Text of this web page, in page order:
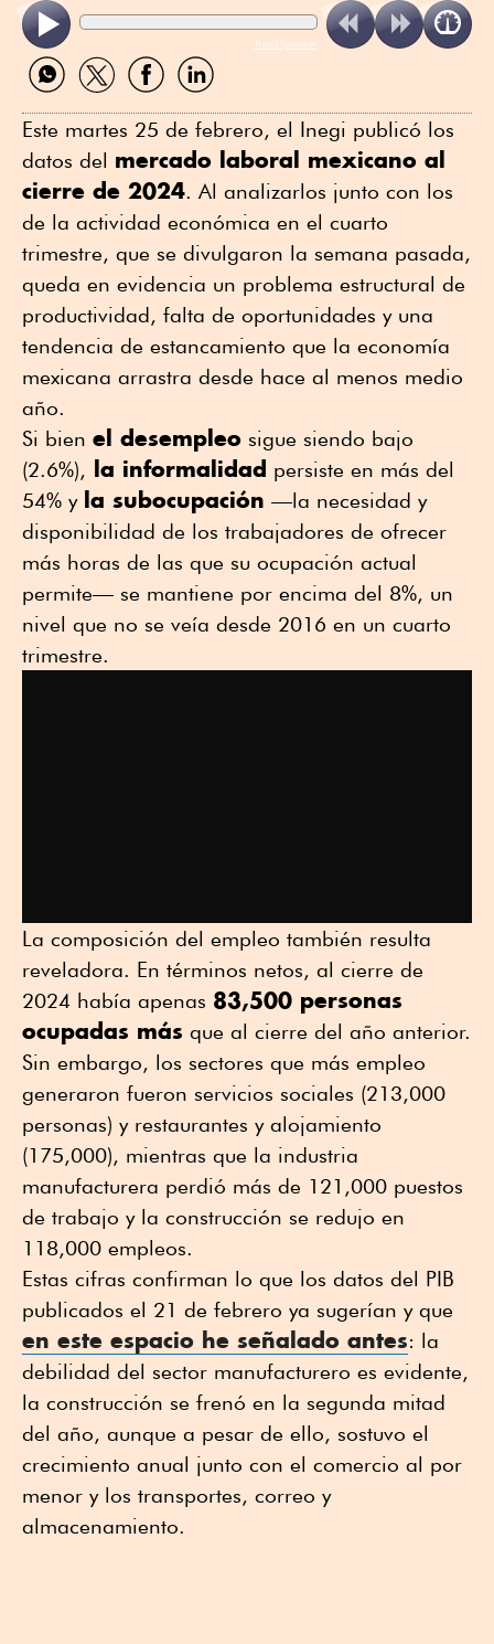
ReadSpeaker
Compartir
por
Compartir
por
Compartir
por
Compartir
por
Este martes 25 de febrero, el Inegi publicó los
datos del mercado laboral mexicano al
cierre de 2024. Al analizarlos junto con los
de la actividad económica en el cuarto
trimestre, que se divulgaron la semana pasada,
queda en evidencia un problema estructural de
productividad, falta de oportunidades y una
tendencia de estancamiento que la economía
mexicana arrastra desde hace al menos medio
año.
Si bien el desempleo sigue siendo bajo
(2.6%), la informalidad persiste en más del
54% y la subocupación —la necesidad y
disponibilidad de los trabajadores de ofrecer
más horas de las que su ocupación actual
permite— se mantiene por encima del 8%, un
nivel que no se veía desde 2016 en un cuarto
trimestre.
La composición del empleo también resulta
reveladora. En términos netos, al cierre de
2024 había apenas 83,500 personas
ocupadas más que al cierre del año anterior.
Sin embargo, los sectores que más empleo
generaron fueron servicios sociales (213,000
personas) y restaurantes y alojamiento
(175,000), mientras que la industria
manufacturera perdió más de 121,000 puestos
de trabajo y la construcción se redujo en
118,000 empleos.
Estas cifras confirman lo que los datos del PIB
publicados el 21 de febrero ya sugerían y que
en este espacio he señalado antes: la
debilidad del sector manufacturero es evidente,
la construcción se frenó en la segunda mitad
del año, aunque a pesar de ello, sostuvo el
crecimiento anual junto con el comercio al por
menor y los transportes, correo y
almacenamiento.